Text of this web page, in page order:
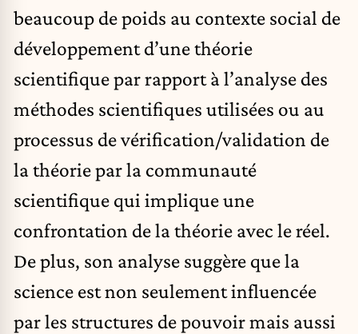
beaucoup de poids au contexte social de
développement d’une théorie
scientifique par rapport à l’analyse des
méthodes scientifiques utilisées ou au
processus de vérification/validation de
la théorie par la communauté
scientifique qui implique une
confrontation de la théorie avec le réel.
De plus, son analyse suggère que la
science est non seulement influencée
par les structures de pouvoir mais aussi